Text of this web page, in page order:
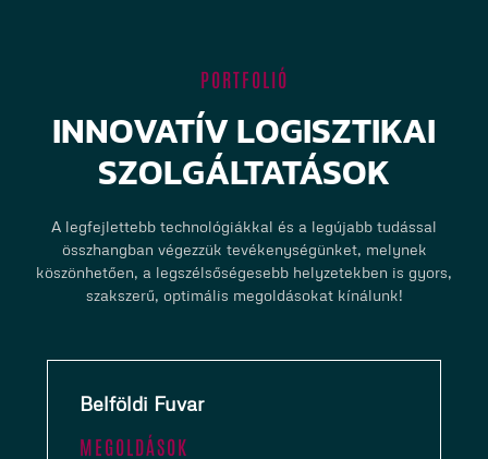
PORTFOLIÓ
INNOVATÍV LOGISZTIKAI
SZOLGÁLTATÁSOK
A legfejlettebb technológiákkal és a legújabb tudással
összhangban végezzük tevékenységünket, melynek
köszönhetően, a legszélsőségesebb helyzetekben is gyors,
szakszerű, optimális megoldásokat kínálunk!
Belföldi Fuvar
MEGOLDÁSOK